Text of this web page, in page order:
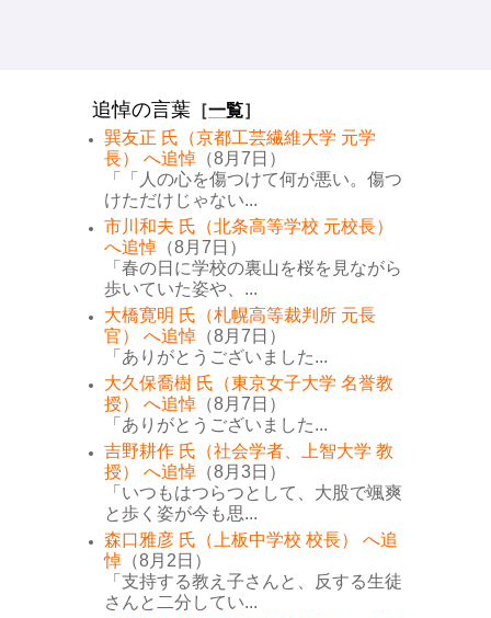
追悼の言葉 ［一覧］
巽友正 氏（京都工芸繊維大学 元学
長） へ追悼 （8月7日）
「「人の心を傷つけて何が悪い。傷つ
けただけじゃない...
市川和夫 氏（北条高等学校 元校長）
へ追悼 （8月7日）
「春の日に学校の裏山を桜を見ながら
歩いていた姿や、...
大橋寛明 氏（札幌高等裁判所 元長
官） へ追悼 （8月7日）
「ありがとうございました...
大久保喬樹 氏（東京女子大学 名誉教
授） へ追悼 （8月7日）
「ありがとうございました...
吉野耕作 氏（社会学者、上智大学 教
授） へ追悼 （8月3日）
「いつもはつらつとして、大股で颯爽
と歩く姿が今も思...
森口雅彦 氏（上板中学校 校長） へ追
悼 （8月2日）
「支持する教え子さんと、反する生徒
さんと二分してい...